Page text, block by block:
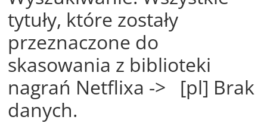
tytuły, które zostały
przeznaczone do
skasowania z biblioteki
nagrań Netflixa -> [pl] Brak
danych.